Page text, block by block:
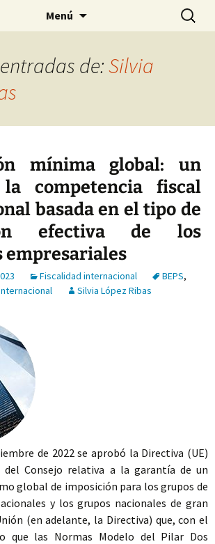
Menú Buscar:
de:Silvia
mínima global: un
competencia fiscal
basada en el tipo de
efectiva de los
empresariales
Fiscalidad internacional BEPS,
Silvia López Ribas
de 2022 se aprobó la Directiva (UE)
del Consejo relativa a la garantía de un
global de imposición para los grupos de
y los grupos nacionales de gran
(en adelante, la Directiva) que, con el
que las Normas Modelo del Pilar Dos